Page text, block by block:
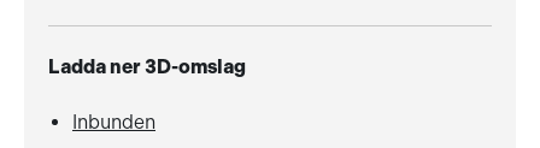
Ladda ner 3D-omslag
Inbunden